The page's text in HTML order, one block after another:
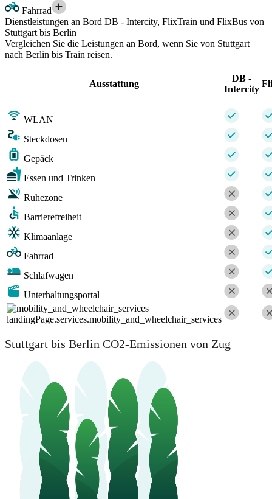
Fahrrad
Dienstleistungen an Bord DB - Intercity, FlixTrain und FlixBus von
Stuttgart bis Berlin
Vergleichen Sie die Leistungen an Bord, wenn Sie von Stuttgart
nach Berlin bis Train reisen.
Ausstattung
DB -
Intercity
WLAN
Steckdosen
Gepäck
Essen und Trinken
Ruhezone
Barrierefreiheit
Klimaanlage
Fahrrad
Schlafwagen
Unterhaltungsportal
landingPage.services.mobility_and_wheelchair_services
Stuttgart bis Berlin CO2-Emissionen von Zug